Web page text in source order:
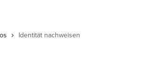
Identität nachweisen